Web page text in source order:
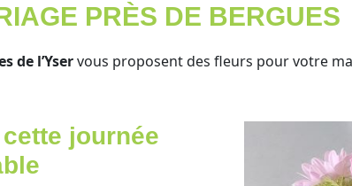
PRÈS DE BERGUES
de l’Yservous proposent des fleurs pour votre
cette journée